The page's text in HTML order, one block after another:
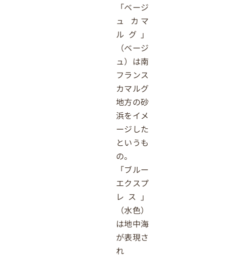
「ベージ
ュ カマ
ルグ」
（ベージ
ュ）は南
フランス
カマルグ
地方の砂
浜をイメ
ージした
というも
の。
「ブルー
エクスプ
レス」
（水色）
は地中海
が表現さ
れ